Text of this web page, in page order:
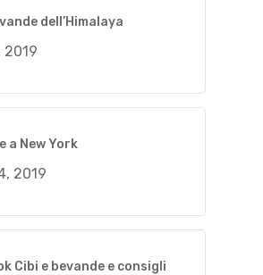
dell’Himalaya
2019
a New York
2019
Cibi e bevande e consigli